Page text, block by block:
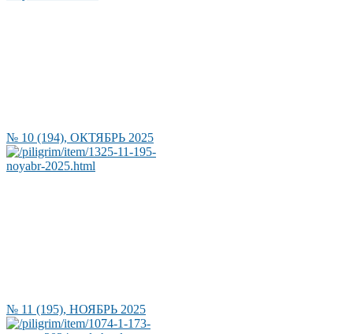
№ 10 (194), ОКТЯБРЬ 2025
№ 11 (195), НОЯБРЬ 2025